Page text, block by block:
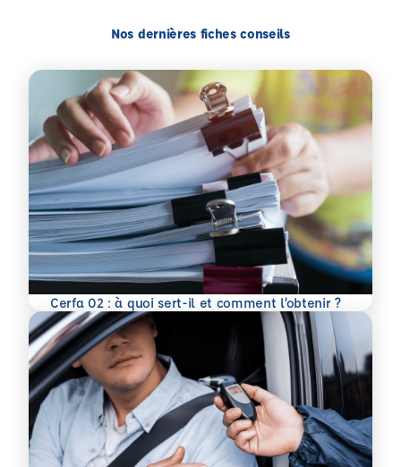
Nos dernières fiches conseils
Cerfa 02 : à quoi sert-il et comment l’obtenir ?
En savoir plus